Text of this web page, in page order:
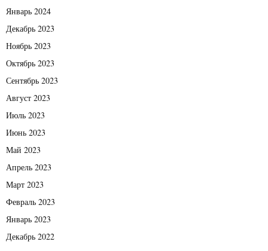
Январь 2024
Декабрь 2023
Ноябрь 2023
Октябрь 2023
Сентябрь 2023
Август 2023
Июль 2023
Июнь 2023
Май 2023
Апрель 2023
Март 2023
Февраль 2023
Январь 2023
Декабрь 2022